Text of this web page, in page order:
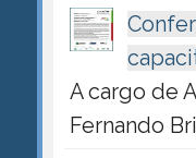
A cargo de
Fernando